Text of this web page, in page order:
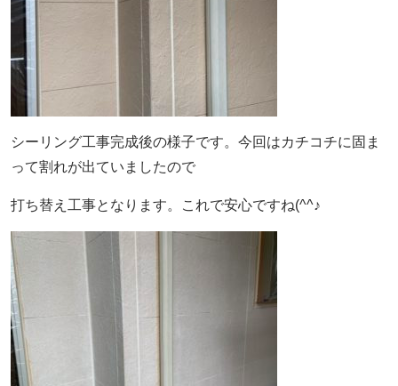
シーリング工事完成後の様子です。今回はカチコチに固ま
って割れが出ていましたので
打ち替え工事となります。これで安心ですね(^^♪